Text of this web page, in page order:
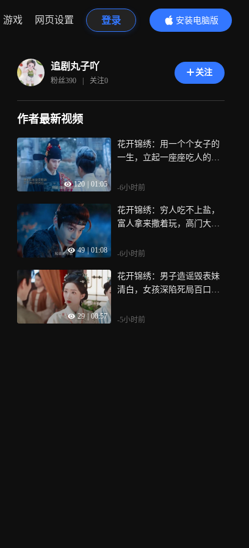
游戏 网页设置 登录
安装电脑版
内容更精彩
追剧丸子吖
粉丝390 | 关注0
关注
作者最新视频
120 01:05
花开锦绣：用一个个女子的
一生，立起一座座吃人的牌
压的是命
-6小时前
49 | 01:08
花开锦绣：穷人吃不上盐，
富人拿来撒着玩，高门大户
冷的牌坊，穷人的命和女子
是柴火和石头
-6小时前
29 00:57
花开锦绣：男子造谣毁表妹
清白，女孩深陷死局百口难
-5小时前